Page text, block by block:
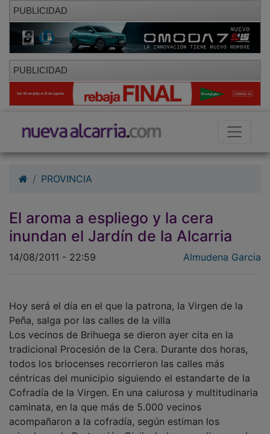
PUBLICIDAD
PUBLICIDAD
El aroma a espliego y la cera
inundan el Jardín de la Alcarria
Peña, salga por las calles de la villa
Los vecinos de Brihuega se dieron ayer cita en la
tradicional Procesión de la Cera. Durante dos horas,
todos los briocenses recorrieron las calles más
céntricas del municipio siguiendo el estandarte de la
Cofradía de la Virgen. En una calurosa y multitudinaria
caminata, en la que más de 5.000 vecinos
acompañaron a la cofradía, según estiman los
miembros de Protección Civil, el olor a espliego y el